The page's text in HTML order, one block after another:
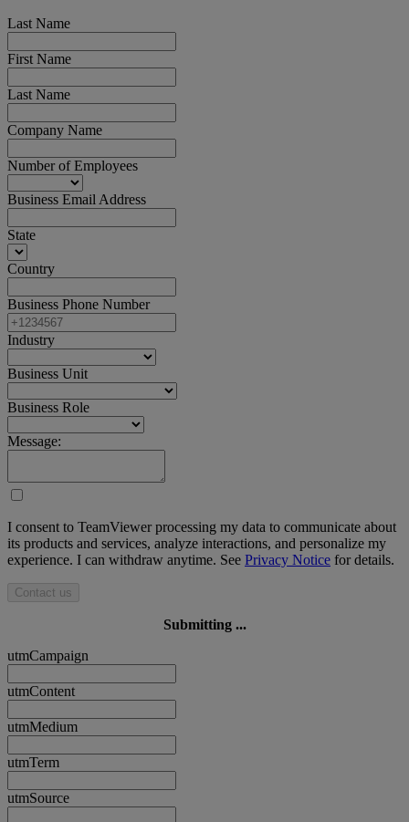
Last Name
First Name
Last Name
Company Name
Number of Employees
Business Email Address
State
Country
Business Phone Number
Industry
Business Unit
Business Role
Message:
I consent to TeamViewer processing my data to communicate about
its products and services, analyze interactions, and personalize my
experience. I can withdraw anytime. See Privacy Notice for details.
Contact us
Submitting ...
utmCampaign
utmContent
utmMedium
utmTerm
utmSource